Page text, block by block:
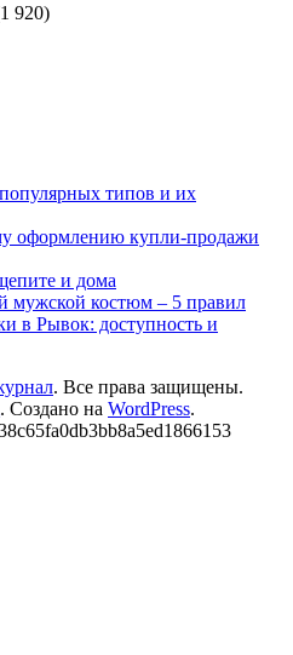
920)
типов и их
оформлению купли-продажи
и дома
мужской костюм – 5 правил
в Рывок: доступность и
. Все права защищены.
. Создано на WordPress.